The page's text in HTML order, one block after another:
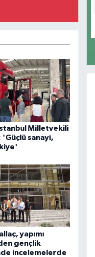
Milletvekili
sanayi,
yapımı
gençlik
incelemelerde